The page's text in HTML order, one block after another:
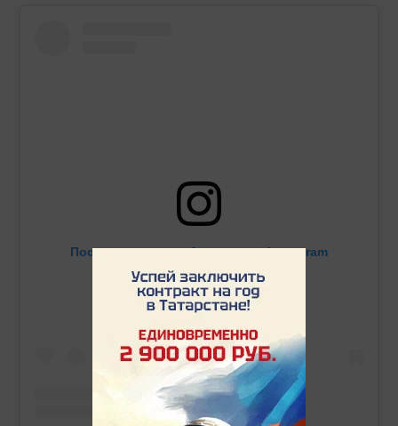
Посмотреть эту публикацию в Instagram